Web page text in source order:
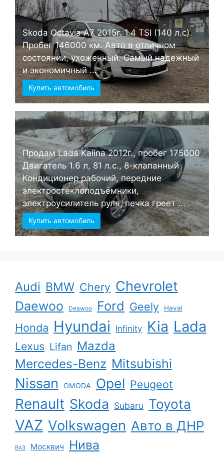
Skoda Octavia А7 2015г. 1.4 TSI (140 л.с)
Пробег 146000 км. Авто в отличном
состоянии, ухоженный. Самый надежный
и экономичный ...
Купить автомобиль
Продам Lada Kalina 2012г., пробег 175000
Двигатель 1.6 л, 81 л.с., 8-клапанный
Кондиционер рабочий, передние
электростеклоподъёмники,
электроусилитель руля, печка греет ...
Купить автомобиль
Audi BMW Chery Chevrolet
Daewoo Deawoo Ford Geely Haval
Honda Hyundai Infinity Kia Lada
Lexus Lifan Mazda
Mercedes-Benz Mitsubishi
Nissan OMODA Opel Peugeot
Renault Skoda Subaru Toyota
VAZ Volkswagen Авто в ДНР
ВАЗ Москвич Нива